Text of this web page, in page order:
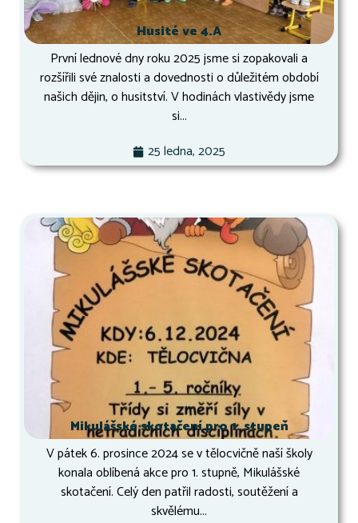
Husité ve 4.A
První lednové dny roku 2025 jsme si zopakovali a
rozšířili své znalosti a dovednosti o důležitém období
našich dějin, o husitství. V hodinách vlastivědy jsme
si...
25 ledna, 2025
Mikulášské skotačení pro 1. stupeň
V pátek 6. prosince 2024 se v tělocvičně naší školy
konala oblíbená akce pro 1. stupně, Mikulášské
skotačení. Celý den patřil radosti, soutěžení a
skvělému...